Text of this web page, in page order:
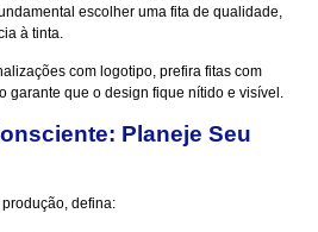
escolher uma fita de qualidade,
à tinta.
com logotipo, prefira fitas com
garante que o design fique nítido e visível.
Planeje Seu
defina: